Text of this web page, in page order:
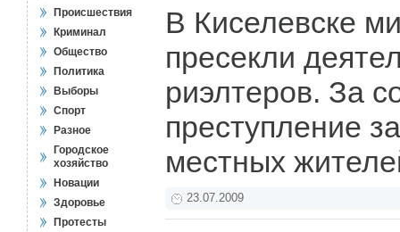
Происшествия
Криминал
Общество
Политика
Выборы
Спорт
Разное
Городское
хозяйство
Новации
Здоровье
Протесты
В Киселевске
пресекли
риэлтеров. За
преступление
местных
23.07.2009